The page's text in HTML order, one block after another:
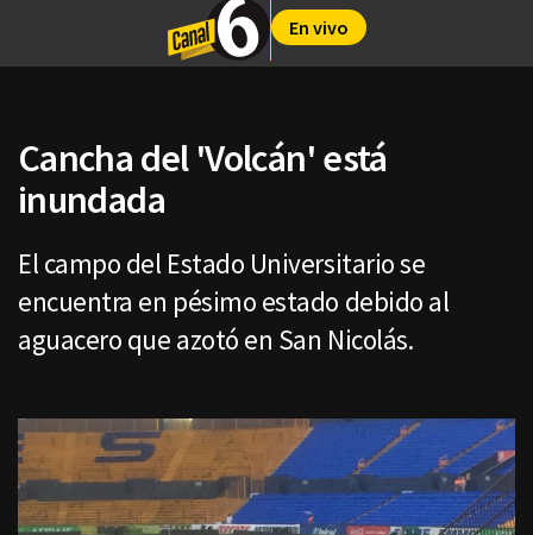
En vivo
Cancha del 'Volcán' está
inundada
El campo del Estado Universitario se
encuentra en pésimo estado debido al
aguacero que azotó en San Nicolás.